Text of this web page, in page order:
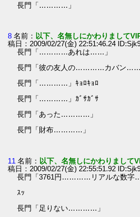
長門「…………」
8 名前： 以下、名無しにかわりまして
稿日：2009/02/27(金) 22:51:46.24
長門「…………あれは……」
長門「彼の友人の…………カバン……
長門「…………」ｷｮﾛｷｮﾛ
長門「…………」ｶﾞｻｶﾞｻ
長門「あった…………」
長門「財布…………」
11 名前： 以下、名無しにかわりまして
稿日：2009/02/27(金) 22:55:51.92
長門「3761円…………リアルな数字
ｽｯ
長門「足りない…………」